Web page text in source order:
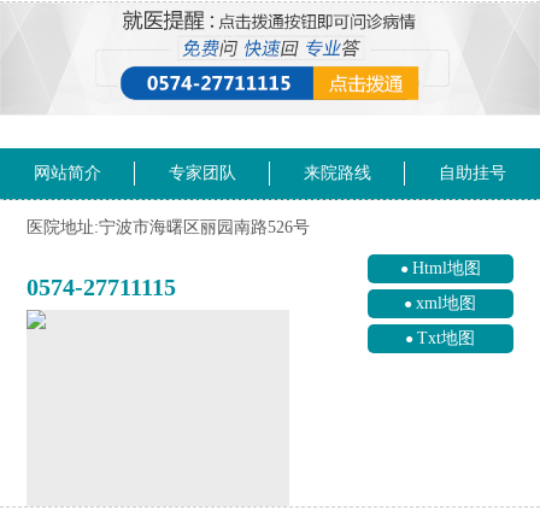
网站简介 专家团队 来院路线 自助挂号
医院地址:宁波市海曙区丽园南路526号
0574-27711115
Html地图
xml地图
Txt地图